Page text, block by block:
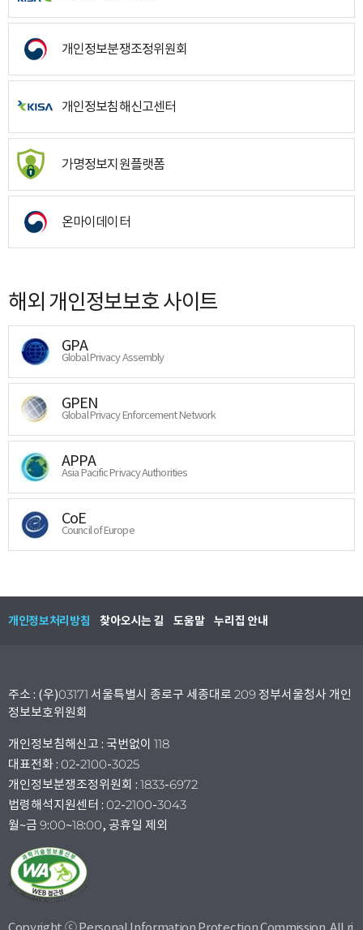
개인정보분쟁조정위원회
개인정보침해신고센터
가명정보지원플랫폼
온마이데이터
해외 개인정보보호 사이트
GPA
Global Privacy Assembly
GPEN
Global Privacy Enforcement Network
APPA
Asia Pacific Privacy Authorities
CoE
Council of Europe
개인정보처리방침 찾아오시는 길 도움말 누리집 안내
주소 : (우)03171 서울특별시 종로구 세종대로 209 정부서울청사 개인
정보보호위원회
개인정보침해신고 : 국번없이 118
대표전화 : 02-2100-3025
개인정보분쟁조정위원회 : 1833-6972
법령해석지원센터 : 02-2100-3043
월~금 9:00~18:00, 공휴일 제외
Copyright ⓒ Personal Information Protection Commission. All ri